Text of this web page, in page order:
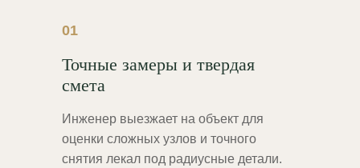
01
Точные замеры и твердая
смета
Инженер выезжает на объект для
оценки сложных узлов и точного
снятия лекал под радиусные детали.